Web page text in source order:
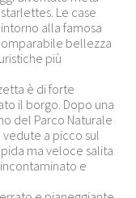
Le case
alla famosa
bellezza
più
è di forte
il borgo. Dopo una
del Parco Naturale
a picco sul
ma veloce salita
e